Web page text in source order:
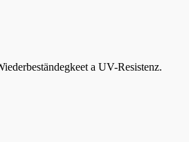
a UV-Resistenz.